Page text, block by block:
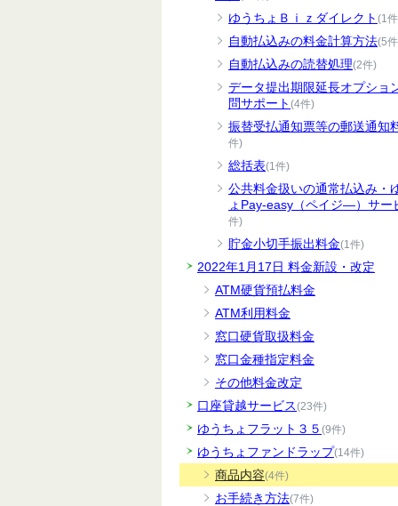
ゆうちょＢｉｚダイレクト (1
自動払込みの料金計算方法(5
自動払込みの読替処理(2件)
データ提出期限延長オプショ
問サポート (4件)
振替受払通知票等の郵送通知
件)
総括表(1件)
公共料金扱いの通常払込み・
ょPay-easy（ペイジ―）サー
件)
貯金小切手振出料金(1件)
2022年1月17日 料金新設・改定
ATM硬貨預払料金
ATM利用料金
窓口硬貨取扱料金
窓口金種指定料金
その他料金改定
口座貸越サービス(23件)
ゆうちょフラット３５ (9件)
ゆうちょファンドラップ(14件)
商品内容(4件)
お手続き方法(7件)